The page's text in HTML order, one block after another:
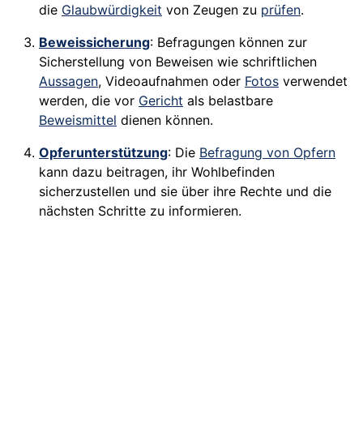
die Glaubwürdigkeit von Zeugen zu prüfen.
Beweissicherung: Befragungen können zur
Sicherstellung von Beweisen wie schriftlichen
Aussagen, Videoaufnahmen oder Fotos verwendet
werden, die vor Gericht als belastbare
Beweismittel dienen können.
Opferunterstützung: Die Befragung von Opfern
kann dazu beitragen, ihr Wohlbefinden
sicherzustellen und sie über ihre Rechte und die
nächsten Schritte zu informieren.